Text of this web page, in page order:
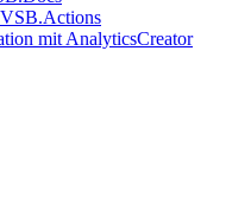
mit AnalyticsCreator